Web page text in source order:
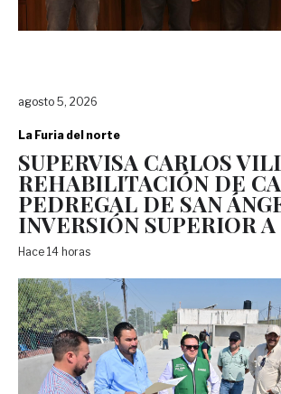
agosto 5, 2026
La Furia del norte
SUPERVISA CARLOS
REHABILITACIÓN DE
PEDREGAL DE SAN
INVERSIÓN SUPERIOR A
Hace 14 horas